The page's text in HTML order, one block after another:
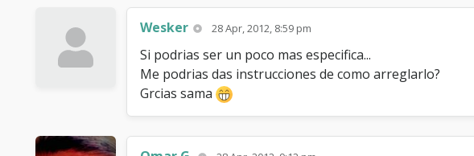
Wesker 28 Apr, 2012, 8:59 pm
Si podrias ser un poco mas especifica...
Me podrias das instrucciones de como arreglarlo?
Grcias sama